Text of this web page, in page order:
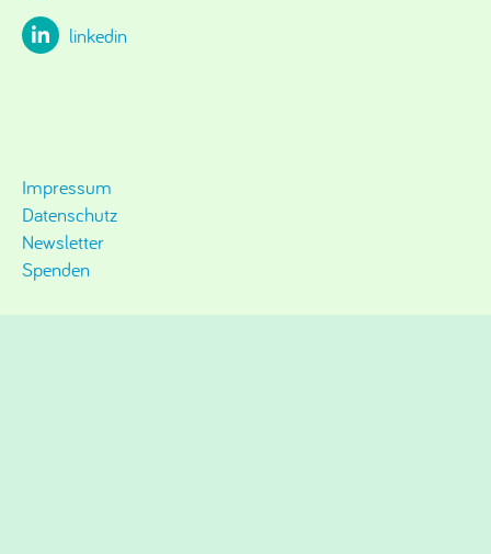
linkedin
Impressum
Datenschutz
Newsletter
Spenden